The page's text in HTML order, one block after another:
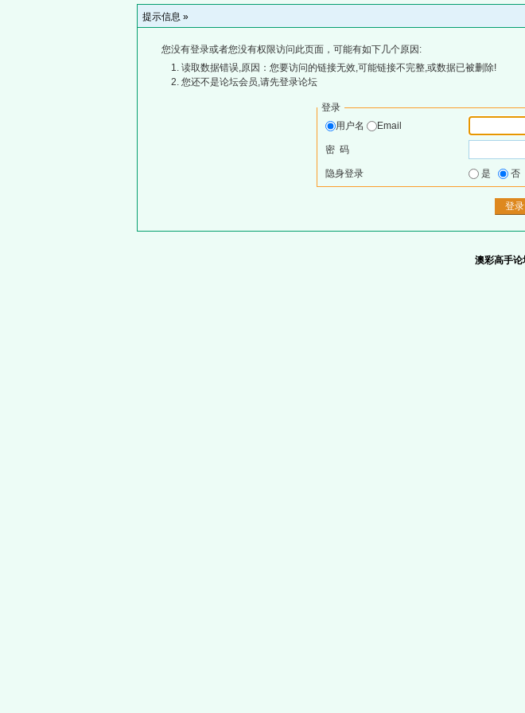
提示信息 »
您没有登录或者您没有权限访问此页面，可能有如下几个原因:
读取数据错误,原因：您要访问的链接无效,可能链接不完整,或数据已被删除!
您还不是论坛会员,请先登录论坛
登录
用户名
Email
密 码
隐身登录 是 否
澳彩高手